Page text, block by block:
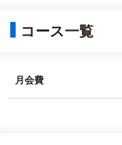
コース一覧
月会費